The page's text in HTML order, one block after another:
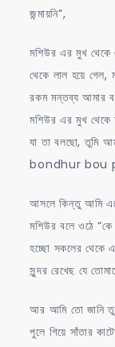
জন্মায়নি”,
মশিউর এর মুখ থেকে
থেকে লাল হয়ে গেল,
রকম মন্তব্য আমার
মশিউর এর মুখ
যা তা বলছো, তুমি
bondhur bou
আসলে কিন্তু আমি
মশিউর বলে ওঠে
হচ্ছো সকলের থেকে
সুন্দর রেখেছ যে
আর আমি তো জানি
পুলে গিয়ে সাঁতার